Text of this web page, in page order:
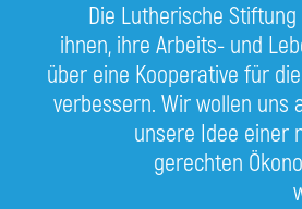
Die Lutherische
ihnen, ihre Arbeits- und
über eine Kooperative für
verbessern. Wir wollen uns
unsere Idee einer
gerechten